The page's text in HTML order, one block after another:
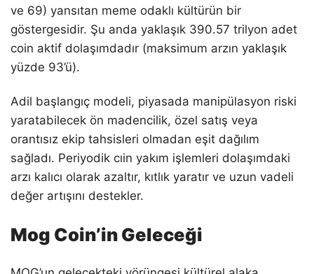
ve 69) yansıtan meme odaklı kültürün bir
göstergesidir. Şu anda yaklaşık 390.57 trilyon adet
coin aktif dolaşımdadır (maksimum arzın yaklaşık
yüzde 93’ü).
Adil başlangıç modeli, piyasada manipülasyon riski
yaratabilecek ön madencilik, özel satış veya
orantısız ekip tahsisleri olmadan eşit dağılım
sağladı. Periyodik cıin yakım işlemleri dolaşımdaki
arzı kalıcı olarak azaltır, kıtlık yaratır ve uzun vadeli
değer artışını destekler.
Mog Coin’in Geleceği